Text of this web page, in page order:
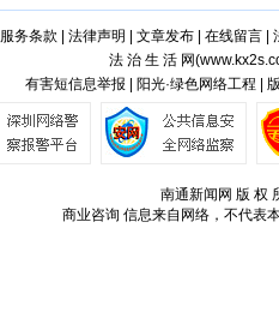
服务条款 法律声明 文章发布| 在线留言|
法 治 生 活 网(
有害短信息举报 | 阳光·绿色网络工程 |
南通新闻网 版 权
商业咨询 信息来自网络，不代表